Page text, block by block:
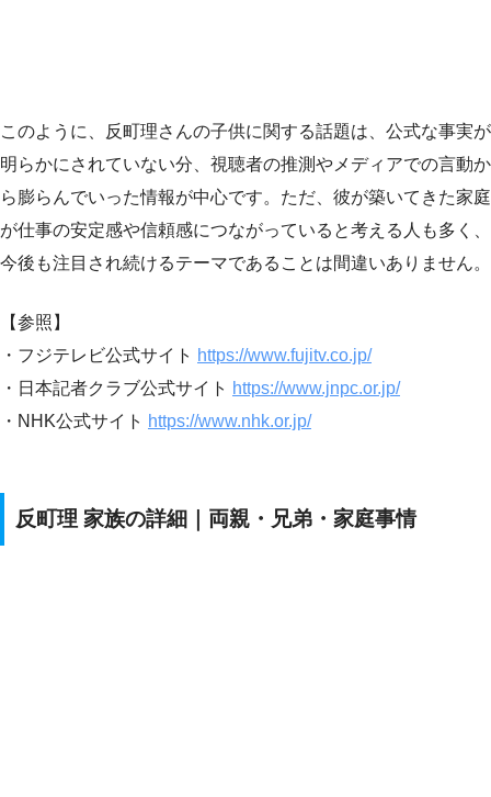
このように、反町理さんの子供に関する話題は、公式な事実が
明らかにされていない分、視聴者の推測やメディアでの言動か
ら膨らんでいった情報が中心です。ただ、彼が築いてきた家庭
が仕事の安定感や信頼感につながっていると考える人も多く、
今後も注目され続けるテーマであることは間違いありません。
【参照】
・フジテレビ公式サイト https://www.fujitv.co.jp/
・日本記者クラブ公式サイト https://www.jnpc.or.jp/
・NHK公式サイト https://www.nhk.or.jp/
反町理 家族の詳細｜両親・兄弟・家庭事情